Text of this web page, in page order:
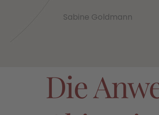
Sabine Goldmann
Die